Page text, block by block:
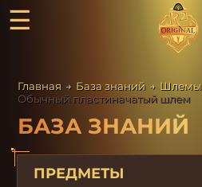
☰
Главная → База знаний → Шлемы
Обычный пластиначатый шлем
БАЗА ЗНАНИЙ
ПРЕДМЕТЫ